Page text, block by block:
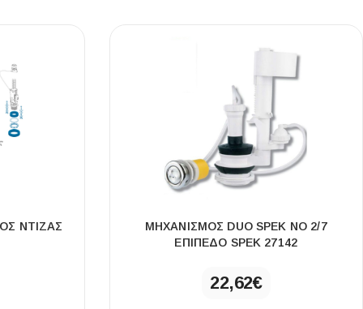
LUX MATT 60X120 ΠΡΩΤΗ
ματ, μαρμάρινο εφέ, ρεκτιφιέ πλακίδιο πορσελάνης
ΝΤΊΖΑΣ
ΜΗΧΑΝΙΣΜΌΣ DUO SPEK NO 2/7
ΕΠΊΠΕΔΟ SPEK 27142
22,62€